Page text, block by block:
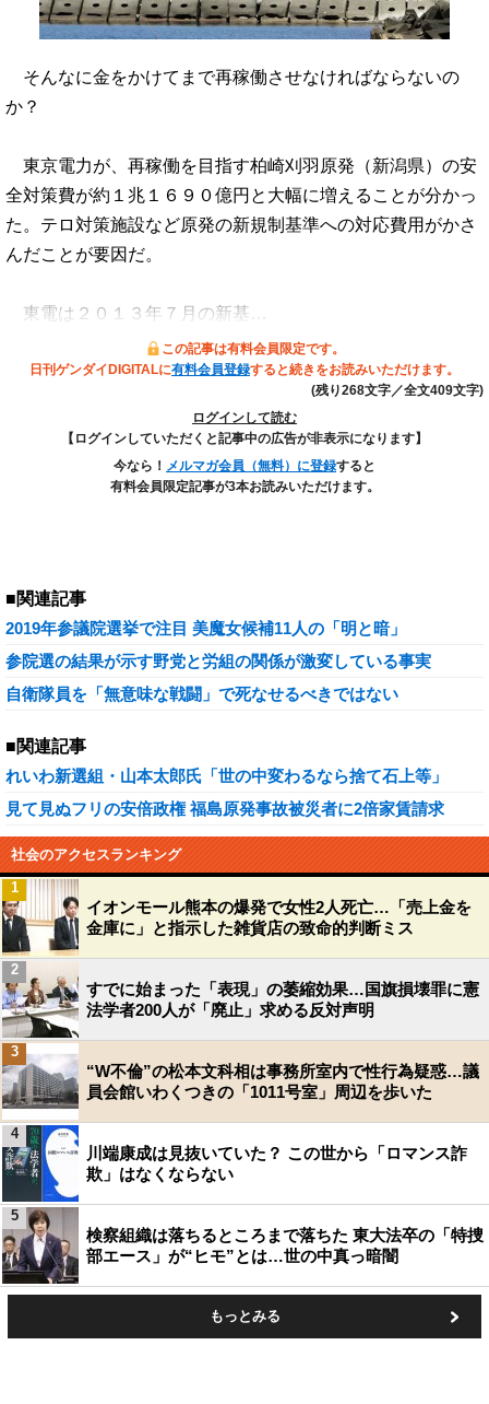
そんなに金をかけてまで再稼働させなければならないの
か？
東京電力が、再稼働を目指す柏崎刈羽原発（新潟県）の安
全対策費が約１兆１６９０億円と大幅に増えることが分かっ
た。テロ対策施設など原発の新規制基準への対応費用がかさ
んだことが要因だ。
東電は２０１３年７月の新基…
この記事は有料会員限定です。
日刊ゲンダイDIGITALに有料会員登録すると続きをお読みいただけます。
(残り268文字／全文409文字)
ログインして読む
【ログインしていただくと記事中の広告が非表示になります】
今なら！ メルマガ会員（無料）に登録すると
有料会員限定記事が3本お読みいただけます。
■関連記事
2019年参議院選挙で注目 美魔女候補11人の「明と暗」
参院選の結果が示す野党と労組の関係が激変している事実
自衛隊員を「無意味な戦闘」で死なせるべきではない
■関連記事
れいわ新選組・山本太郎氏「世の中変わるなら捨て石上等」
見て見ぬフリの安倍政権 福島原発事故被災者に2倍家賃請求
社会のアクセスランキング
イオンモール熊本の爆発で女性2人死亡…「売上金を
金庫に」と指示した雑貨店の致命的判断ミス
1
すでに始まった「表現」の萎縮効果…国旗損壊罪に憲
法学者200人が「廃止」求める反対声明
2
“W不倫”の松本文科相は事務所室内で性行為疑惑…議
員会館いわくつきの「1011号室」周辺を歩いた
3
川端康成は見抜いていた？ この世から「ロマンス詐
欺」はなくならない
4
検察組織は落ちるところまで落ちた 東大法卒の「特捜
部エース」が“ヒモ”とは…世の中真っ暗闇
5
もっとみる